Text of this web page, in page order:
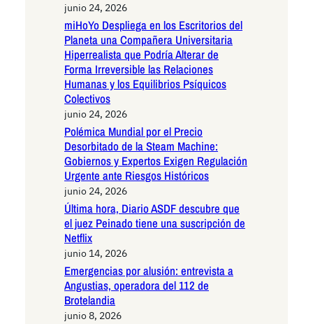
junio 24, 2026
miHoYo Despliega en los Escritorios del
Planeta una Compañera Universitaria
Hiperrealista que Podría Alterar de
Forma Irreversible las Relaciones
Humanas y los Equilibrios Psíquicos
Colectivos
junio 24, 2026
Polémica Mundial por el Precio
Desorbitado de la Steam Machine:
Gobiernos y Expertos Exigen Regulación
Urgente ante Riesgos Históricos
junio 24, 2026
Última hora, Diario ASDF descubre que
el juez Peinado tiene una suscripción de
Netflix
junio 14, 2026
Emergencias por alusión: entrevista a
Angustias, operadora del 112 de
Brotelandia
junio 8, 2026